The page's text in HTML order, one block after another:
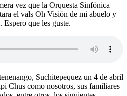
vez que la Orquesta Sinfónica
el vals Oh Visión de mi abuelo y
que les guste.
Suchitepequez un 4 de abril
Chus como nosotros, sus familiares